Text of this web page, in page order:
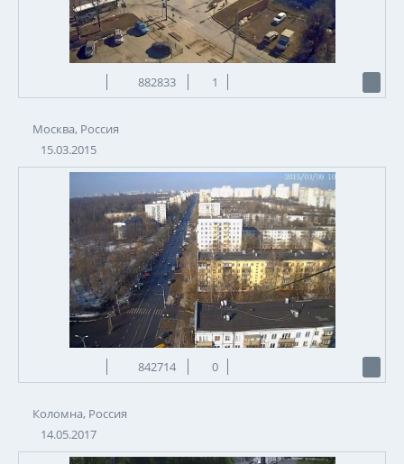
882833 1
Москва, Россия
15.03.2015
842714 0
Коломна, Россия
14.05.2017